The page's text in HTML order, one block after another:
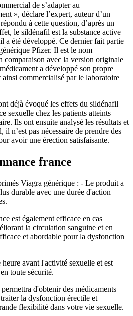
de s’adapter au
», déclare l’expert, auteur d’un
à cette question, d’après un
le sildénafil est la substance active
a été développé. Ce dernier fait partie
Pfizer. Il est le nom
avec la version originale
a développé son propre
commercialisé par le laboratoire
déjà évoqué les effets du sildénafil
sexuelle chez les patients atteints
Ils ont ensuite analysé les résultats et
n’est pas nécessaire de prendre des
avoir une érection satisfaisante.
france
Viagra générique : - Le produit a
durable avec une durée d'action
est également efficace en cas
la circulation sanguine et en
et abordable pour la dysfonction
avant l'activité sexuelle et est
toute sécurité.
d'obtenir des médicaments
la dysfonction érectile et
flexibilité dans votre vie sexuelle.